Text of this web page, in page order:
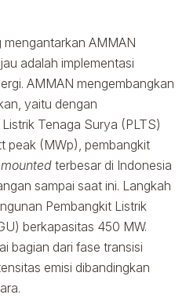
AMMAN
adalah implementasi
AMMAN mengembangkan
yaitu dengan
Tenaga Surya (PLTS)
peak (MWp), pembangkit
terbesar di Indonesia
sampai saat ini. Langkah
Pembangkit Listrik
berkapasitas 450 MW.
bagian dari fase transisi
emisi dibandingkan